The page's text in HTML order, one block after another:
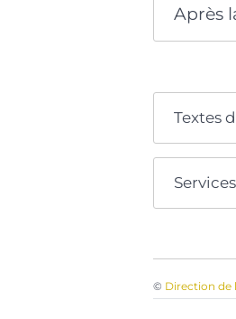
Après
Textes
© Direction de